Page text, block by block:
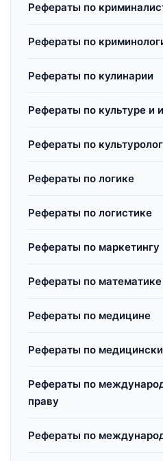
Рефераты по
Рефераты по
Рефераты по кулинарии
Рефераты по культуре и
Рефераты по
Рефераты по логике
Рефераты по логистике
Рефераты по маркетингу
Рефераты по математике
Рефераты по медицине
Рефераты по
Рефераты по
праву
Рефераты по